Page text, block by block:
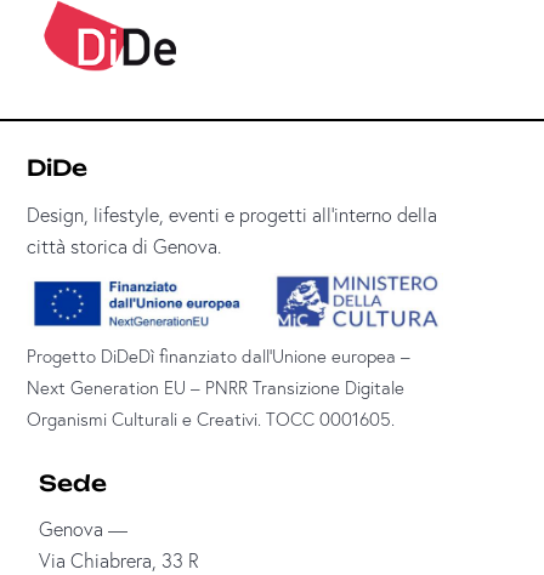
DiDe
Design, lifestyle, eventi e progetti all’interno della
città storica di Genova.
Progetto DiDeDì finanziato dall’Unione europea –
Next Generation EU – PNRR Transizione Digitale
Organismi Culturali e Creativi. TOCC 0001605.
Sede
Genova —
Via Chiabrera, 33 R